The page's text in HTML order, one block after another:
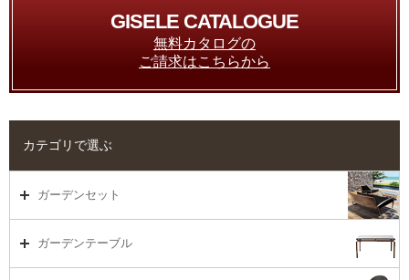
GISELE CATALOGUE
無料カタログの
ご請求はこちらから
カテゴリで選ぶ
ガーデンセット
ガーデンセット（海外在庫）
ガーデンテーブル